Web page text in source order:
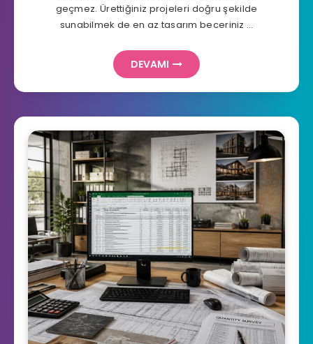
geçmez. Ürettiğiniz projeleri doğru şekilde
sunabilmek de en az tasarım beceriniz …
DEVAMI